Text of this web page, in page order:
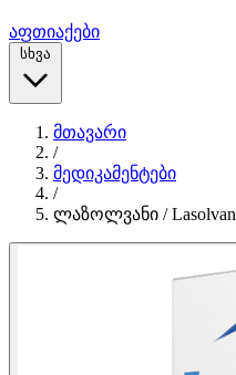
აფთიაქები
სხვა
მთავარი
/
მედიკამენტები
/
ლაზოლვანი / Lasolvan